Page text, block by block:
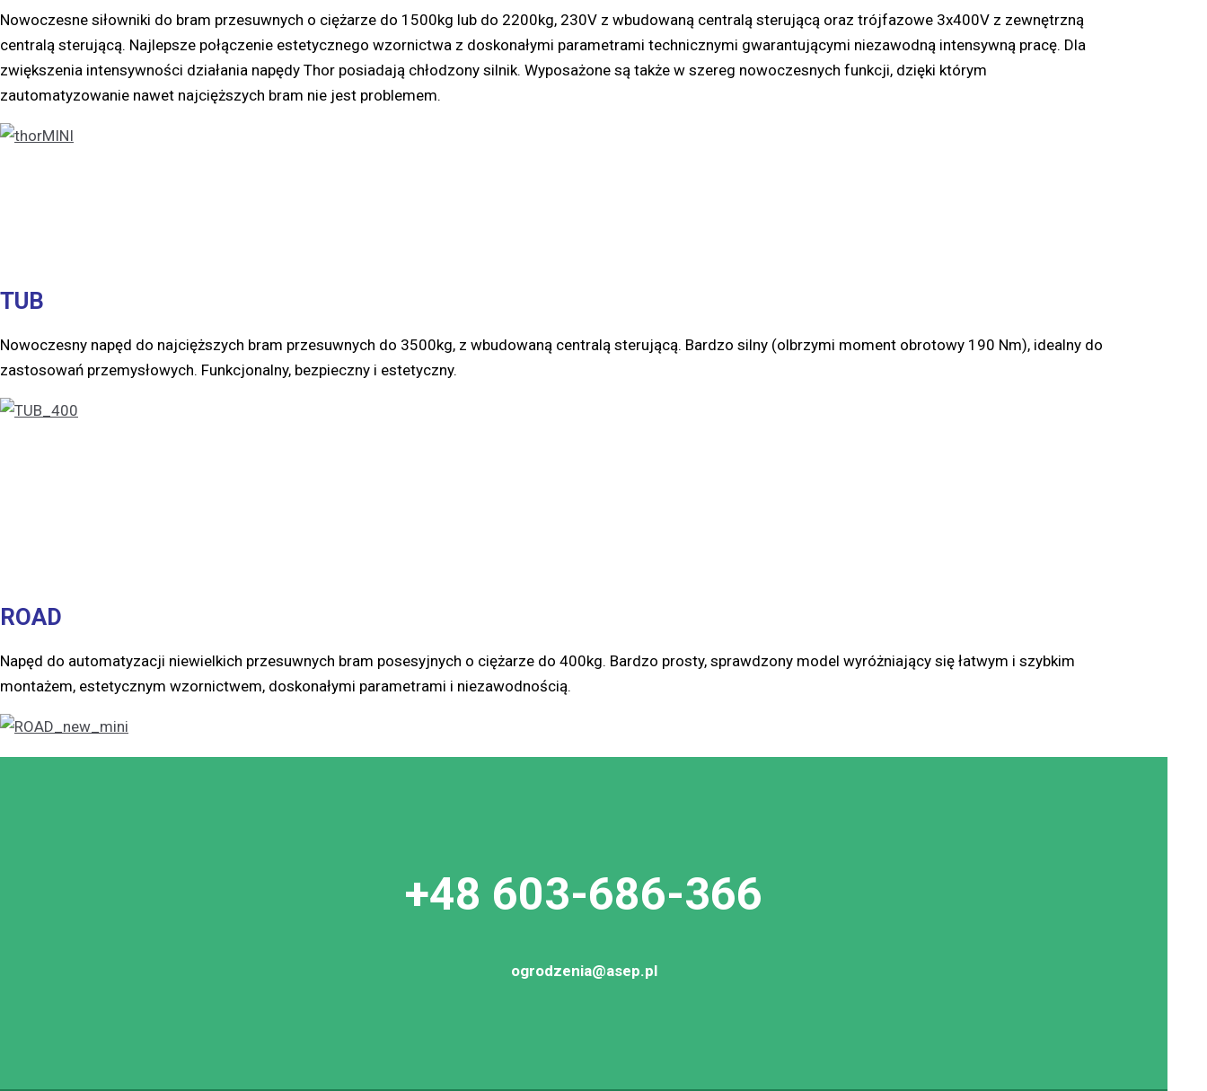
Nowoczesne siłowniki do bram przesuwnych o ciężarze do 1500kg lub do 2200kg, 230V z wbudowaną centralą sterującą oraz trójfazowe 3x400V z zewnętrzną
centralą sterującą. Najlepsze połączenie estetycznego wzornictwa z doskonałymi parametrami technicznymi gwarantującymi niezawodną intensywną pracę. Dla
zwiększenia intensywności działania napędy Thor posiadają chłodzony silnik. Wyposażone są także w szereg nowoczesnych funkcji, dzięki którym
zautomatyzowanie nawet najcięższych bram nie jest problemem.
TUB
Nowoczesny napęd do najcięższych bram przesuwnych do 3500kg, z wbudowaną centralą sterującą. Bardzo silny (olbrzymi moment obrotowy 190 Nm), idealny do
zastosowań przemysłowych. Funkcjonalny, bezpieczny i estetyczny.
ROAD
Napęd do automatyzacji niewielkich przesuwnych bram posesyjnych o ciężarze do 400kg. Bardzo prosty, sprawdzony model wyróżniający się łatwym i szybkim
montażem, estetycznym wzornictwem, doskonałymi parametrami i niezawodnością.
+48 603-686-366
ogrodzenia@asep.pl